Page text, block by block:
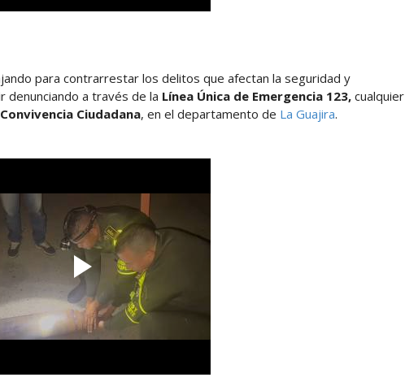
para contrarrestar los delitos que afectan la seguridad y
denunciando a través de la Línea Única de Emergencia 123, cualquier
Ciudadana, en el departamento de La Guajira.